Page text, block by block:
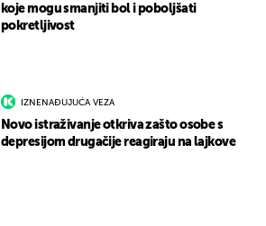
koje mogu smanjiti bol i poboljšati
pokretljivost
IZNENAĐUJUĆA VEZA
Novo istraživanje otkriva zašto osobe s
depresijom drugačije reagiraju na lajkove